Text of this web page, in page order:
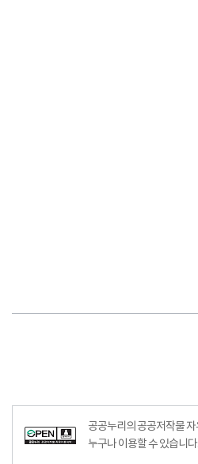
공공누리의 공공저작물
누구나 이용할 수 있습니다.